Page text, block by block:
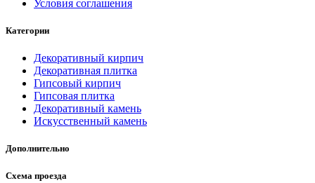
Условия соглашения
Категории
Декоративный кирпич
Декоративная плитка
Гипсовый кирпич
Гипсовая плитка
Декоративный камень
Искусственный камень
Дополнительно
Схема проезда